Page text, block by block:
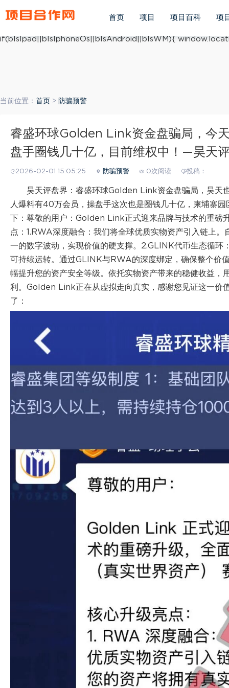
ua.match(/iphone os/i) == "iphone os"; var bIsAndroid =
if(bIsIpad||bIsIphoneOs||bIsAndroid||bIsWM){
首页 项目 项目百科 项
当前位置： 首页 > 防骗预警
睿盛环球Golden Link资金盘骗局，今
盘手圈钱几十亿，目前维权中！—昊天
2026-02-01 15:05:25 防骗预警 0次阅读 投稿：
昊天评盘界：睿盛环球Golden Link资金盘骗局，昊天
人爆料有40万会员，操盘手这次也是圈钱几十亿，柬埔寨
下：尊敬的用户：Golden Link正式迎来品牌与技术的重
点：1.RWA深度融合：我们将全球优质实物资产引入链上
一的数字波动，实现价值的硬支撑。2.GLINK代币生态循环
可持续运转。通过GLINK与RWA的深度绑定，确保整个价
幅提升您的资产安全等级。依托实物资产带来的稳健收益
利。Golden Link正在从虚拟走向真实，感谢您见证这一价
了：